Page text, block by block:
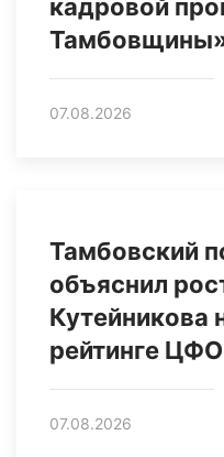
кадровой
07.08.2026
Тамбовский
объяснил
Кутейникова
рейтинге ЦФО
07.08.2026